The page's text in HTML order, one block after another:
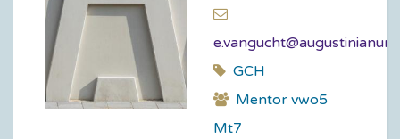
GCH
Mentor vwo5
Mt7